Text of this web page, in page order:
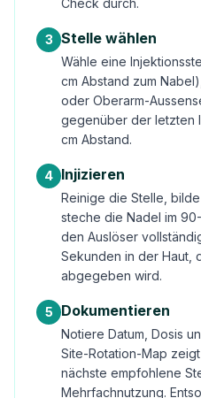
Check durch.
3 Stelle wählen
Wähle eine
cm Abstand zum
oder Oberarm-
gegenüber der letzten
cm Abstand.
4 Injizieren
Reinige die Stelle,
steche die Nadel im
den Auslöser
Sekunden in der Haut,
abgegeben wird.
5 Dokumentieren
Notiere Datum, Dosis
Site-Rotation-Map
nächste empfohlene
Mehrfachnutzung.